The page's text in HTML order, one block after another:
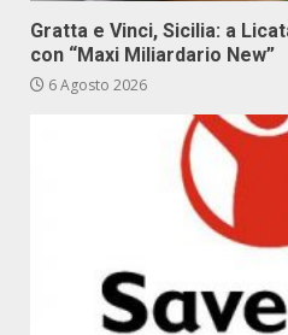
Gratta e Vinci, Sicilia: a
con “Maxi Miliardario New”
6 Agosto 2026